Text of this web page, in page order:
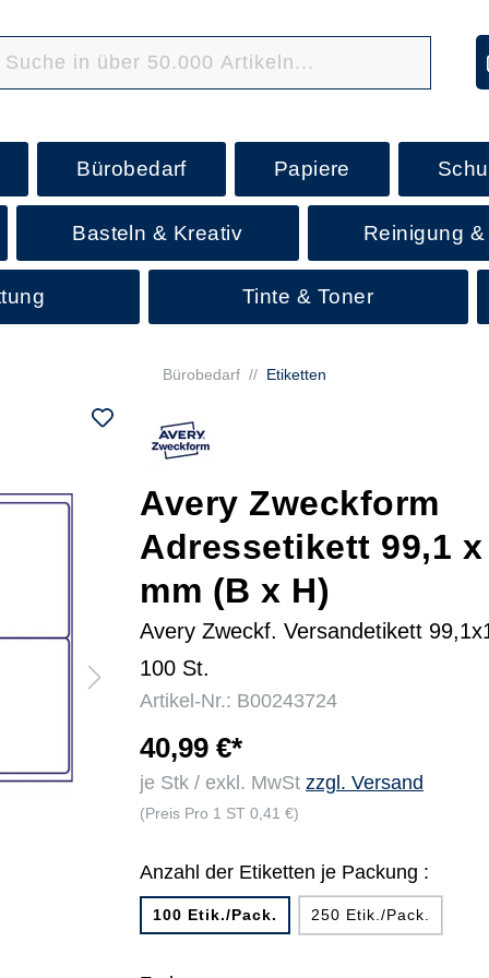
Bürobedarf Papiere
Basteln & Kreativ Reinigung
Tinte & Toner
Bürobedarf // Etiketten
Avery Zweckform
Adressetikett 99,1 x
mm (B x H)
Avery Zweckf. Versandetikett
100 St.
Artikel-Nr.: B00243724
40,99 €*
je Stk / exkl. MwSt zzgl. Versand
(Preis Pro 1 ST 0,41 €)
Anzahl der Etiketten je Packung :
100 Etik./Pack. 250 Etik./Pack.